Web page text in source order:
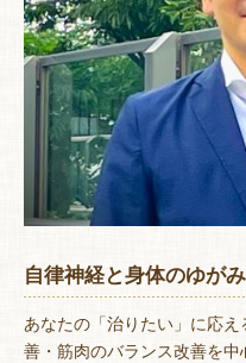
自律神経と身体のゆが
あなたの「治りたい」に応
善・筋肉のバランス改善を